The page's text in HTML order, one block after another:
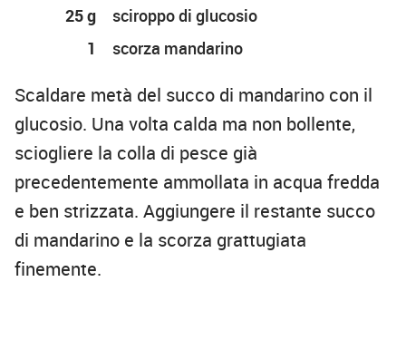
25 g
sciroppo di glucosio
1
scorza mandarino
Scaldare metà del succo di mandarino con il
glucosio. Una volta calda ma non bollente,
sciogliere la colla di pesce già
precedentemente ammollata in acqua fredda
e ben strizzata. Aggiungere il restante succo
di mandarino e la scorza grattugiata
finemente.